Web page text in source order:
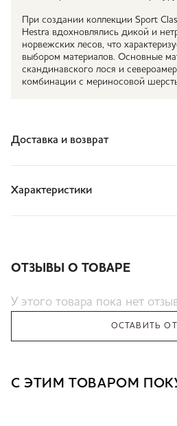
При создании коллекции Sport
Hestra вдохновлялись дикой и
норвежских лесов, что
выбором материалов. Основные
скандинавского лося и
комбинации с мериносовой
Доставка и возврат
Характеристики
ОТЗЫВЫ О ТОВАРЕ
У этого товара пока нет
ОСТАВИТЬ
С ЭТИМ ТОВАРОМ